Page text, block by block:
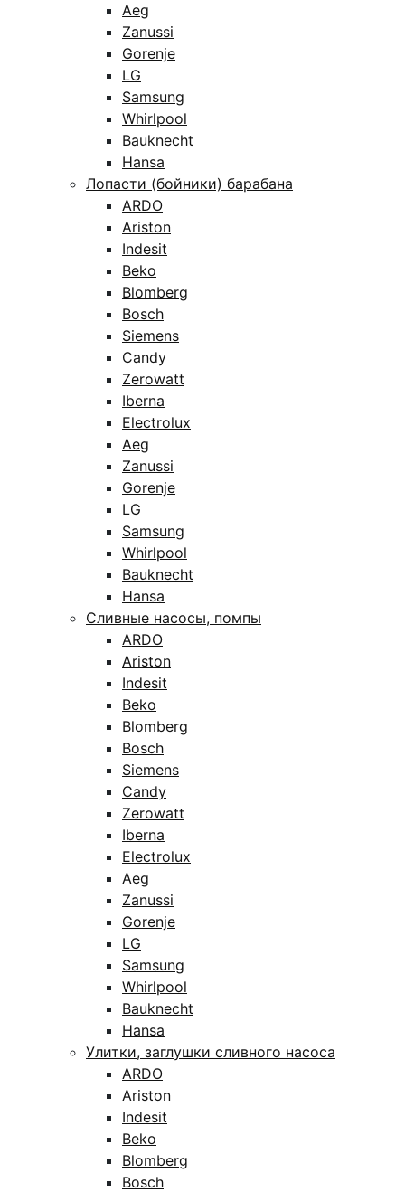
Aeg
Zanussi
Gorenje
LG
Samsung
Whirlpool
Bauknecht
Hansa
Лопасти (бойники) барабана
ARDO
Ariston
Indesit
Beko
Blomberg
Bosch
Siemens
Candy
Zerowatt
Iberna
Electrolux
Aeg
Zanussi
Gorenje
LG
Samsung
Whirlpool
Bauknecht
Hansa
Сливные насосы, помпы
ARDO
Ariston
Indesit
Beko
Blomberg
Bosch
Siemens
Candy
Zerowatt
Iberna
Electrolux
Aeg
Zanussi
Gorenje
LG
Samsung
Whirlpool
Bauknecht
Hansa
Улитки, заглушки сливного насоса
ARDO
Ariston
Indesit
Beko
Blomberg
Bosch